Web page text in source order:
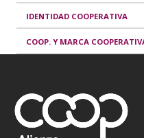
IDENTIDAD COOPERATIVA
COOP. Y MARCA